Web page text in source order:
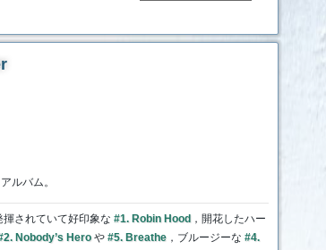
ルバム。
されていて好印象な #1. Robin Hood ，開花したハー
Nobody’s Heroや #5. Breathe ，ブルージーな #4.